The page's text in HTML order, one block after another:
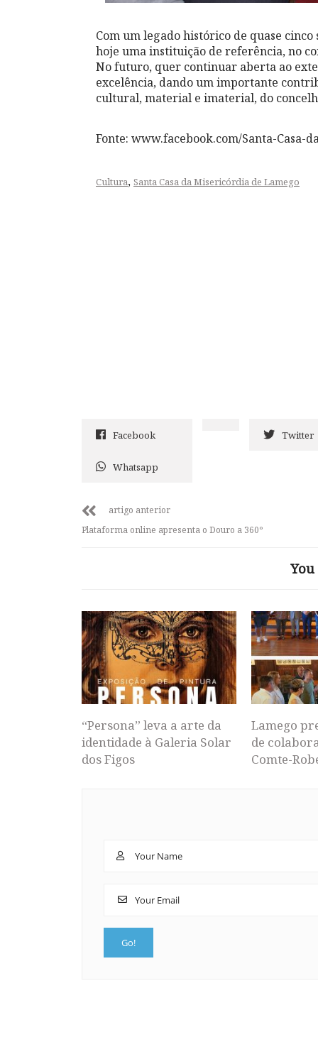
Com um legado histórico de quase
hoje uma instituição de referência, no
No futuro, quer continuar aberta ao
excelência, dando um importante
cultural, material e imaterial, do
Fonte: www.facebook.com/Santa-Casa-
Cultura, Santa Casa da Misericórdia de Lamego
Facebook Twitter
Whatsapp
artigo anterior
Plataforma online apresenta o Douro a 360º
“Persona” leva a arte da
identidade à Galeria Solar
dos Figos
Lamego
de
Comte-